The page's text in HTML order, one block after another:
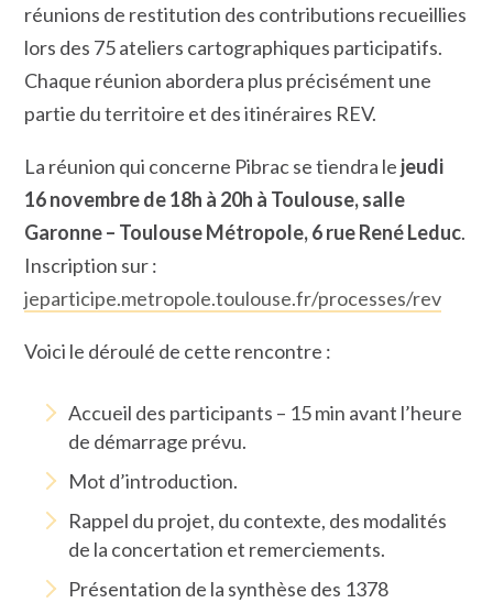
réunions de restitution des contributions recueillies
lors des 75 ateliers cartographiques participatifs.
Chaque réunion abordera plus précisément une
partie du territoire et des itinéraires REV.
La réunion qui concerne Pibrac se tiendra le jeudi
16 novembre de 18h à 20h à Toulouse, salle
Garonne – Toulouse Métropole, 6 rue René Leduc.
Inscription sur :
jeparticipe.metropole.toulouse.fr/processes/rev
Voici le déroulé de cette rencontre :
Accueil des participants – 15 min avant l’heure
de démarrage prévu.
Mot d’introduction.
Rappel du projet, du contexte, des modalités
de la concertation et remerciements.
Présentation de la synthèse des 1378